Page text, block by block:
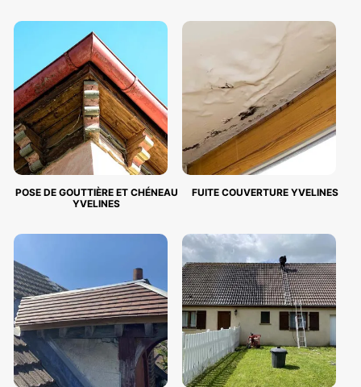
POSE DE GOUTTIÈRE ET CHÉNEAU
YVELINES
FUITE COUVERTURE YVELINES